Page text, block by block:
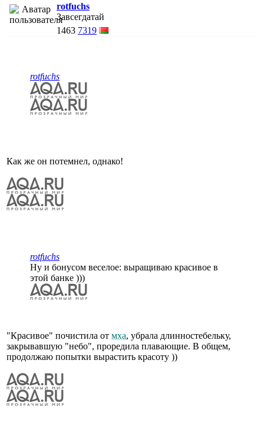
rotfuchs
Завсегдатай
1463 7319
rotfuchs
Как же он потемнел, однако!
rotfuchs
Ну и бонусом веселое: выращиваю красивое в
этой банке )))
"Красивое" почистила от мха, убрала длинностебельку,
закрывавшую "небо", проредила плавающие. В общем,
продолжаю попытки вырастить красоту ))